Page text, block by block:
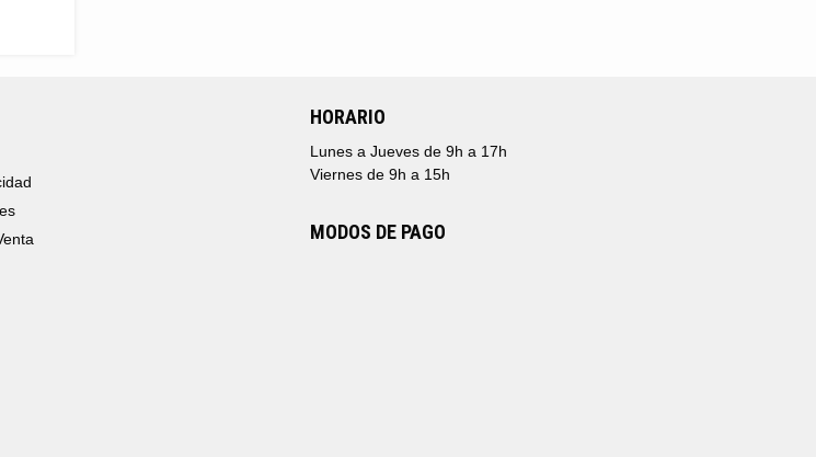
HORARIO
Lunes a Jueves de 9h a 17h
Viernes de 9h a 15h
MODOS DE PAGO